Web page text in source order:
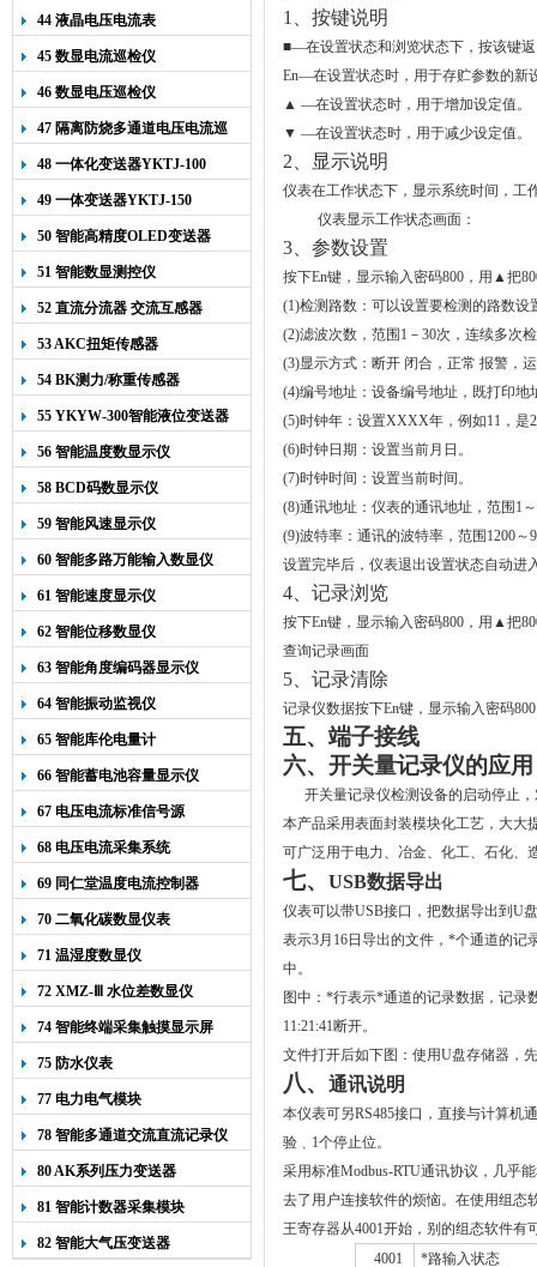
44 液晶电压电流表
45 数显电流巡检仪
46 数显电压巡检仪
47 隔离防烧多通道电压电流巡
检仪
48 一体化变送器YKTJ-100
49 一体变送器YKTJ-150
50 智能高精度OLED变送器
YK-218
51 智能数显测控仪
52 直流分流器 交流互感器
53 AKC扭矩传感器
54 BK测力/称重传感器
55 YKYW-300智能液位变送器
56 智能温度数显示仪
58 BCD码数显示仪
59 智能风速显示仪
60 智能多路万能输入数显仪
61 智能速度显示仪
62 智能位移数显仪
63 智能角度编码器显示仪
64 智能振动监视仪
65 智能库伦电量计
66 智能蓄电池容量显示仪
67 电压电流标准信号源
68 电压电流采集系统
69 同仁堂温度电流控制器
70 二氧化碳数显仪表
71 温湿度数显仪
72 XMZ-Ⅲ 水位差数显仪
74 智能终端采集触摸显示屏
75 防水仪表
77 电力电气模块
78 智能多通道交流直流记录仪
80 AK系列压力变送器
81 智能计数器采集模块
82 智能大气压变送器
1、按键说明
■—在设置状态和浏览状态下，按该键
En—在设置状态时，用于存贮参数的新
▲ —在设置状态时，用于增加设定值。
▼ —在设置状态时，用于减少设定值。
2 、显示说明
仪表在工作状态下，显示系统时间，工
仪表显示工作状态画面：
3 、参数设置
按下En键，显示输入密码800 ，用▲把
(1)检测路数：可以设置要检测的路数设
(2)滤波次数，范围 1 － 30次，连续多次
(3)显示方式：断开 闭合，正常 报警，
(4)编号地址：设备编号地址，既打印地
(5)时钟年：设置XXXX年，例如11 ，是
(6)时钟日期：设置当前月日。
(7)时钟时间：设置当前时间。
(8)通讯地址：仪表的通讯地址，范围 1 ～
(9)波特率：通讯的波特率，范围 1200～
设置完毕后，仪表退出设置状态自动进
4 、记录浏览
按下En键，显示输入密码800 ，用▲把
查询记录画面
5 、记录清除
记录仪数据按下En键，显示输入密码800
五、 端子接线
六、开关量记录仪的应用
开关量记录仪检测设备的启动停止，
本产品采用表面封装模块化工艺，大大
可广泛用于电力、冶金、化工、石化、
七、 USB数据导出
仪表可以带USB接口，把数据导出到 U
表示3月 16日导出的文件，*个通道的记
中。
图中：*行表示*通道的记录数据，记录
11:21:41断开。
文件打开后如下图：使用U盘存储器，
八、 通讯说明
本仪表可另RS485接口，直接与计算机
验 ﹑ 1个停止位。
采用标准Modbus-RTU通讯协议，几乎
去了用户连接软件的烦恼。在使用组态
王寄存器从4001开始，别的组态软件有
4001
*路输入状态